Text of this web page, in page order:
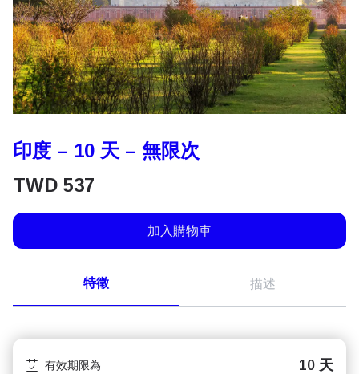
印度 – 10 天 – 無限次
TWD 537
加入購物車
特徵 描述
有效期限為 10 天